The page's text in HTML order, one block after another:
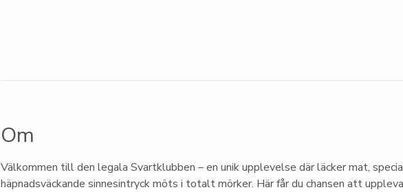
Om
Välkommen till den legala Svartklubben – en unik upplevelse där läcker mat,
häpnadsväckande sinnesintryck möts i totalt mörker. Här får du chansen att